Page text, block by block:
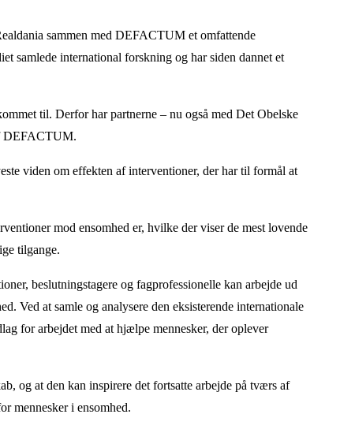
sammen med DEFACTUM et omfattende
samlede international forskning og har siden dannet et
til. Derfor har partnerne – nu også med Det Obelske
DEFACTUM.
viden om effekten af interventioner, der har til formål at
mod ensomhed er, hvilke der viser de mest lovende
tilgange.
beslutningstagere og fagprofessionelle kan arbejde ud
Ved at samle og analysere den eksisterende internationale
for arbejdet med at hjælpe mennesker, der oplever
og at den kan inspirere det fortsatte arbejde på tværs af
mennesker i ensomhed.